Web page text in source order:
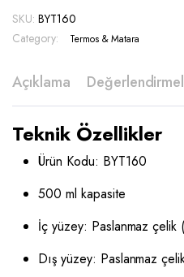
SKU: BYT160
Category:
Termos & Matara
Açıklama
Teknik Özellikler
Ürün Kodu: BYT160
500 ml kapasite
İç yüzey: Paslanmaz çelik
Dış yüzey: Paslanmaz